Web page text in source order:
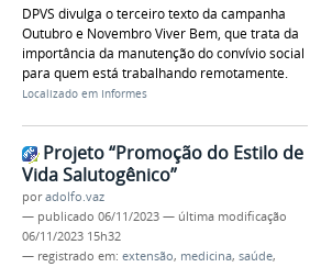
DPVS divulga o terceiro texto da campanha
Outubro e Novembro Viver Bem, que trata da
importância da manutenção do convívio social
para quem está trabalhando remotamente.
Localizado em Informes
Projeto “Promoção do Estilo de
Vida Salutogênico”
poradolfo.vaz
— publicado 06/11/2023 — última modificação
06/11/2023 15h32
— registrado em: extensão, medicina, saúde,